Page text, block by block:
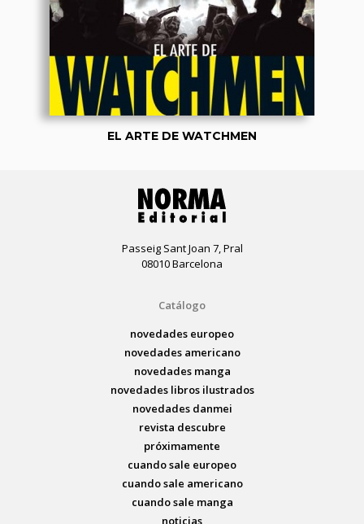
EL ARTE DE WATCHMEN
Passeig Sant Joan 7, Pral
08010 Barcelona
Catálogo
novedades europeo
novedades americano
novedades manga
novedades libros ilustrados
novedades danmei
revista descubre
próximamente
cuando sale europeo
cuando sale americano
cuando sale manga
noticias